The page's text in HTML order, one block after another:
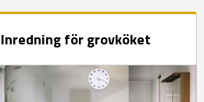
Inredning för grovköket